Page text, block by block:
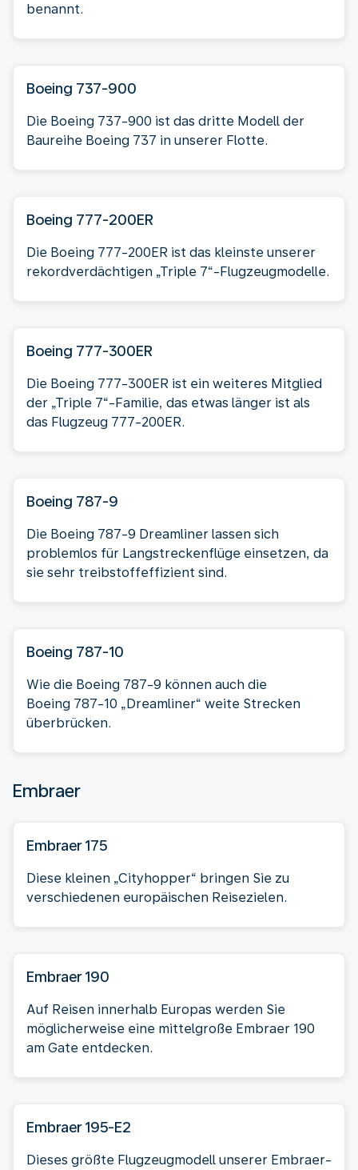
benannt.
Boeing 737-900
Die Boeing 737-900 ist das dritte Modell der
Baureihe Boeing 737 in unserer Flotte.
Boeing 777-200ER
Die Boeing 777-200ER ist das kleinste unserer
rekordverdächtigen „Triple 7“-Flugzeugmodelle.
Boeing 777-300ER
Die Boeing 777-300ER ist ein weiteres Mitglied
der „Triple 7“-Familie, das etwas länger ist als
das Flugzeug 777-200ER.
Boeing 787-9
Die Boeing 787-9 Dreamliner lassen sich
problemlos für Langstreckenflüge einsetzen, da
sie sehr treibstoffeffizient sind.
Boeing 787-10
Wie die Boeing 787-9 können auch die
Boeing 787-10 „Dreamliner“ weite Strecken
überbrücken.
Embraer
Embraer 175
Diese kleinen „Cityhopper“ bringen Sie zu
verschiedenen europäischen Reisezielen.
Embraer 190
Auf Reisen innerhalb Europas werden Sie
möglicherweise eine mittelgroße Embraer 190
am Gate entdecken.
Embraer 195-E2
Dieses größte Flugzeugmodell unserer Embraer-